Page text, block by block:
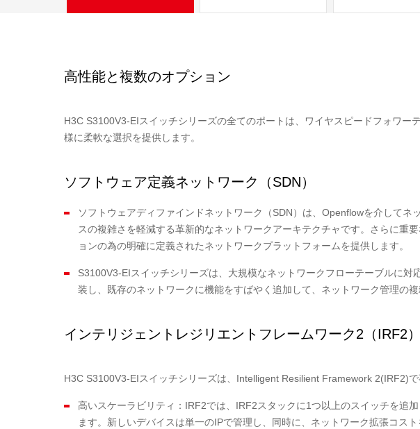
S3100V3-28TP-PWR-EI：16×10 / 100BASE-TXポート、8×10/100 /
高性能と複数のオプション
H3C S3100V3-EIスイッチシリーズの全てのポートは、ワイヤスピードフォワ
様に柔軟な選択を提供します。
ソフトウェア定義ネットワーク（SDN）
ソフトウェアディファインドネットワーク（SDN）は、Openflowを介して
スの複雑さを軽減する革新的なネットワークアーキテクチャです。さらに重
ョンの為の明確に定義されたネットワークプラットフォームを提供します。
S3100V3-EIスイッチシリーズは、大規模なネットワークフローテーブルに
装し、既存のネットワークに機能をすばやく追加して、ネットワーク管理の
インテリジェントレジリエントフレームワーク2（IRF2）
H3C S3100V3-EIスイッチシリーズは、Intelligent Resilient Framework 2(IRF2)
高いスケーラビリティ：IRF2では、IRF2スタックに1つ以上のスイッチを追
ます。新しいデバイスは単一のIPで管理し、同時に、ネットワーク拡張コスト